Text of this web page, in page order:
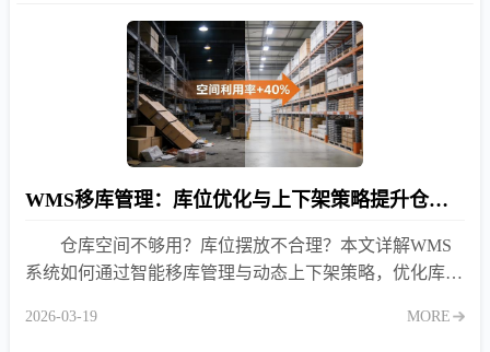
WMS移库管理：库位优化与上下架策略提升仓库容积率
仓库空间不够用？库位摆放不合理？本文详解WMS
系统如何通过智能移库管理与动态上下架策略，优化库位
本。
2026-03-19 MORE